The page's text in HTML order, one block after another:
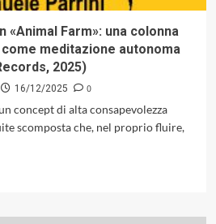
«Animal Farm»: una colonna
meditazione autonoma
2025)
16/12/2025
0
concept di alta consapevolezza
scomposta che, nel proprio fluire,